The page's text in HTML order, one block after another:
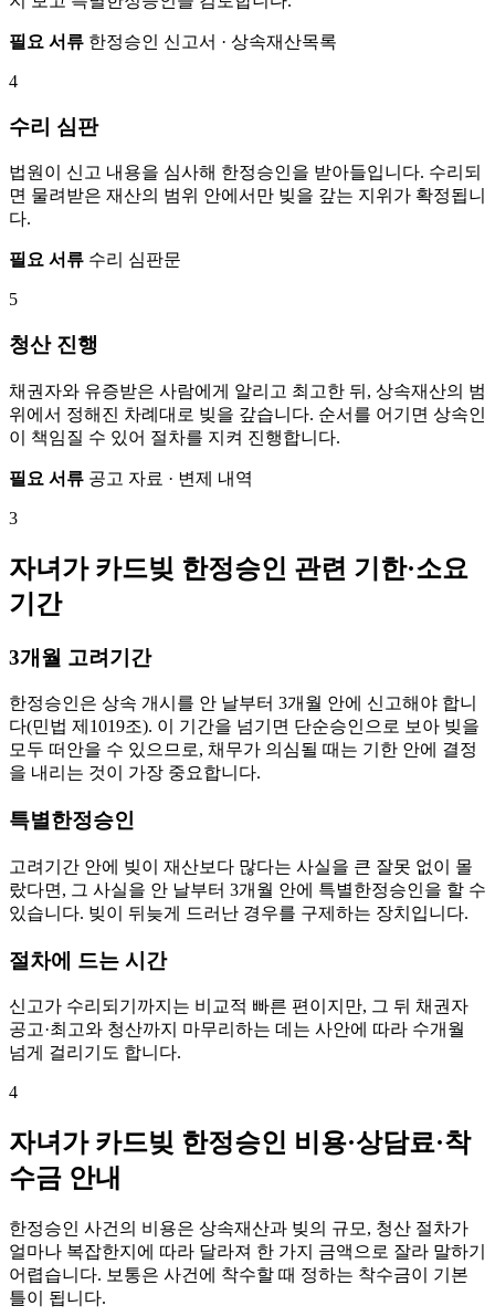
필요 서류 한정승인 신고서 · 상속재산목록
4
수리 심판
법원이 신고 내용을 심사해 한정승인을 받아들입니다. 수리되
면 물려받은 재산의 범위 안에서만 빚을 갚는 지위가 확정됩니
다.
필요 서류 수리 심판문
5
청산 진행
채권자와 유증받은 사람에게 알리고 최고한 뒤, 상속재산의 범
위에서 정해진 차례대로 빚을 갚습니다. 순서를 어기면 상속인
이 책임질 수 있어 절차를 지켜 진행합니다.
필요 서류 공고 자료 · 변제 내역
3
자녀가 카드빚 한정승인 관련 기한·소요
기간
3개월 고려기간
한정승인은 상속 개시를 안 날부터 3개월 안에 신고해야 합니
다(민법 제1019조). 이 기간을 넘기면 단순승인으로 보아 빚을
모두 떠안을 수 있으므로, 채무가 의심될 때는 기한 안에 결정
을 내리는 것이 가장 중요합니다.
특별한정승인
고려기간 안에 빚이 재산보다 많다는 사실을 큰 잘못 없이 몰
랐다면, 그 사실을 안 날부터 3개월 안에 특별한정승인을 할 수
있습니다. 빚이 뒤늦게 드러난 경우를 구제하는 장치입니다.
절차에 드는 시간
신고가 수리되기까지는 비교적 빠른 편이지만, 그 뒤 채권자
공고·최고와 청산까지 마무리하는 데는 사안에 따라 수개월
넘게 걸리기도 합니다.
4
자녀가 카드빚 한정승인 비용·상담료·착
수금 안내
한정승인 사건의 비용은 상속재산과 빚의 규모, 청산 절차가
얼마나 복잡한지에 따라 달라져 한 가지 금액으로 잘라 말하기
어렵습니다. 보통은 사건에 착수할 때 정하는 착수금이 기본
틀이 됩니다.